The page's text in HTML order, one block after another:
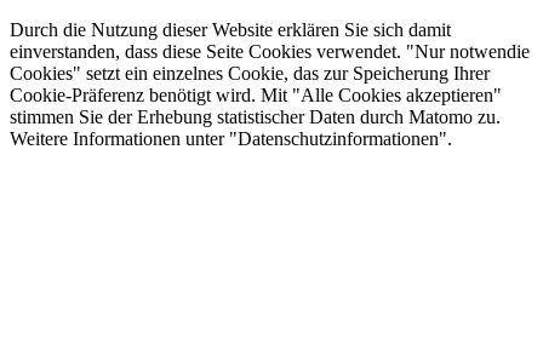
Durch die Nutzung dieser Website erklären Sie sich damit
einverstanden, dass diese Seite Cookies verwendet. "Nur notwendie
Cookies" setzt ein einzelnes Cookie, das zur Speicherung Ihrer
Cookie-Präferenz benötigt wird. Mit "Alle Cookies akzeptieren"
stimmen Sie der Erhebung statistischer Daten durch Matomo zu.
Weitere Informationen unter "Datenschutzinformationen".